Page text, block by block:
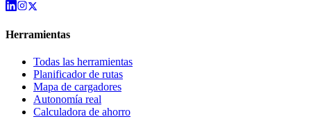
Herramientas
Todas las herramientas
Planificador de rutas
Mapa de cargadores
Autonomía real
Calculadora de ahorro